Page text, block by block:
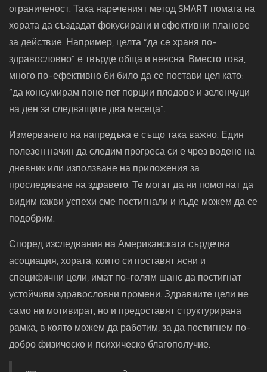
ограниченост. Така нареченият метод SMART помага на
хората да създадат фокусирани и ефективни планове
за действие. Например, целта “да се храня по-
здравословно” е твърде обща и неясна. Вместо това,
много по-ефективно би било да се постави цел като:
“да консумирам поне пет порции плодове и зеленчуци
на ден за следващите два месеца”.
Измерването на напредъка е също така важно. Един
полезен начин да следим прогреса си е чрез водене на
дневник или използване на приложения за
проследяване на здравето. Те могат да ни помогнат да
видим какви успехи сме постигнали и къде можем да се
подобрим.
Според изследвания на Американската сърдечна
асоциация, хората, които си поставят ясни и
специфични цели, имат по-голям шанс да постигнат
устойчиви здравословни промени. Здравните цели не
само ни мотивират, но и предоставят структурирана
рамка, в която можем да работим, за да постигнем по-
добро физическо и психическо благополучие.